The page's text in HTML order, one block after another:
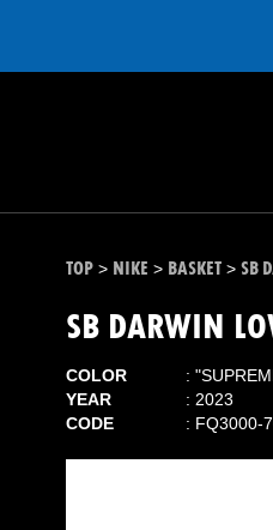
TOP > NIKE > BASKET > SB
SB DARWIN
COLOR
YEAR
2023
CODE
FQ3000-